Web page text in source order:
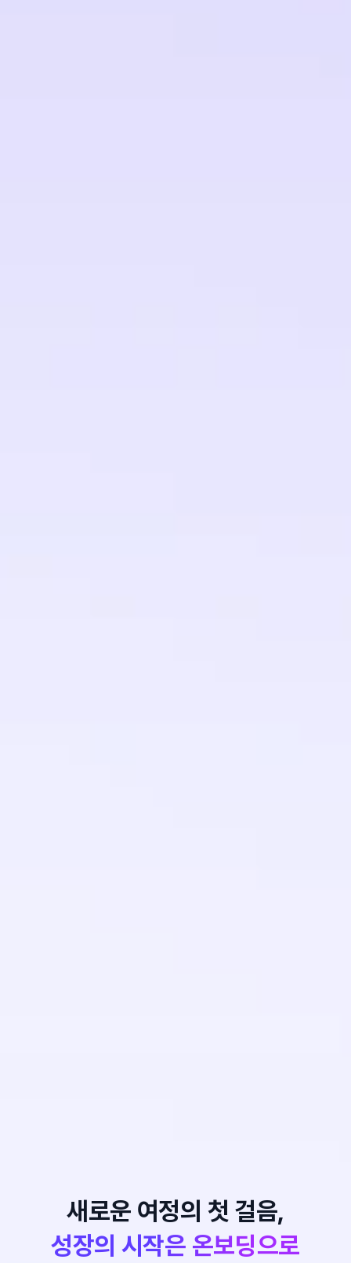
새로운 여정의 첫 걸음,
성장의 시작은 온보딩으로